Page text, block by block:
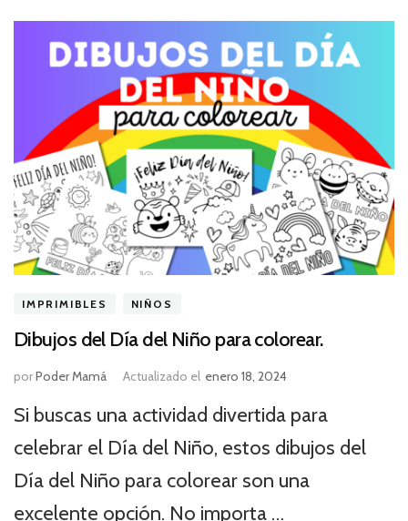
IMPRIMIBLES NIÑOS
Dibujos del Día del Niño para colorear.
porPoder Mamá Actualizado el enero 18, 2024
Si buscas una actividad divertida para
celebrar el Día del Niño, estos dibujos del
Día del Niño para colorear son una
excelente opción. No importa …